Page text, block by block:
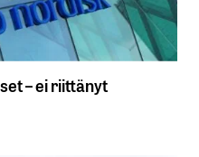
– ei riittänyt